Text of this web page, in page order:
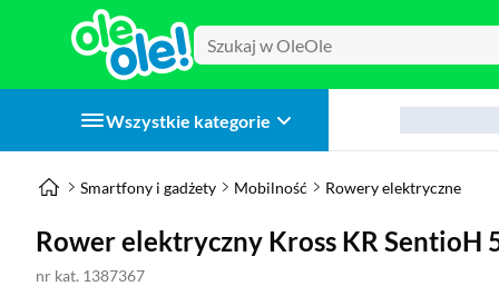
Wszystkie kategorie
Smartfony i gadżety Mobilność Rowery elektryczne
Rower elektryczny Kross KR SentioH
nr kat. 1387367